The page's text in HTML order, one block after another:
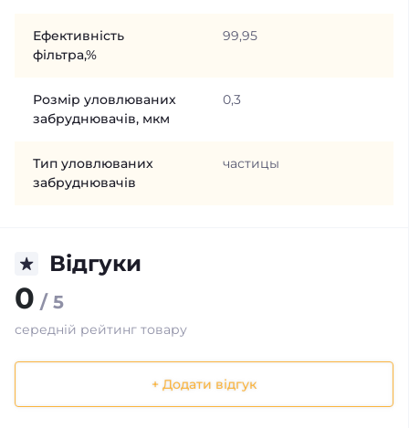
Ефективність
фільтра,%
99,95
Розмір уловлюваних
забруднювачів, мкм
0,3
Тип уловлюваних
забруднювачів
частицы
Відгуки
0 / 5
середній рейтинг товару
+ Додати відгук